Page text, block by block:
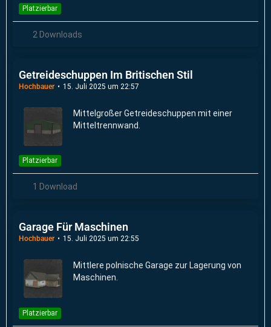
Platzierbar
2 Downloads
Getreideschuppen Im Britischen Stil
Hochbauer 15. Juli 2025 um 22:57
Mittelgroßer Getreideschuppen mit einer
Mitteltrennwand.
Platzierbar
1 Download
Garage Für Maschinen
Hochbauer 15. Juli 2025 um 22:55
Mittlere polnische Garage zur Lagerung von
Maschinen.
Platzierbar